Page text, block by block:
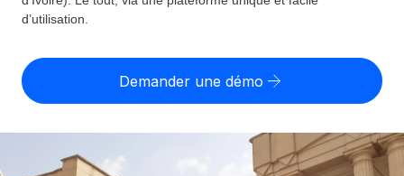
Développez-vous à l’international sans frais liés aux
Pilotage 360 des freelances
Gestion des freelances
Intégrez et gérez vos freelances partout dans le monde
pays par pays
Explorateur des États-Unis (par État)
Simplifiez l’embauche à travers les différents États des
États-Unis
Examinez notre service par rapport aux autres
Outil de calcul du risque de requalification de
Calculateur du coût des employés
Nederlands
d’utilisation.
Demander une démo